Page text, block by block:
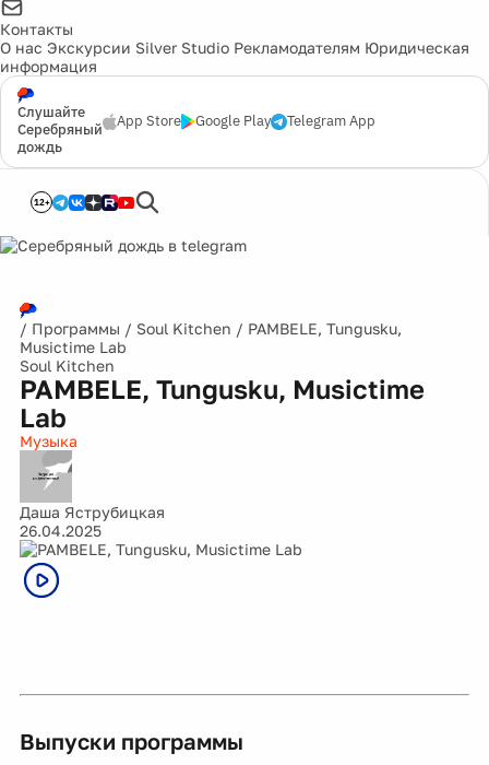
Контакты
О нас Экскурсии Silver Studio Рекламодателям Юридическая
информация
Слушайте
Серебряный
дождь
App Store Google Play Telegram App
12+
/ Программы / Soul Kitchen / PAMBELE, Tungusku,
Musictime Lab
Soul Kitchen
PAMBELE, Tungusku, Musictime
Lab
Музыка
Даша Яструбицкая
26.04.2025
Выпуски программы